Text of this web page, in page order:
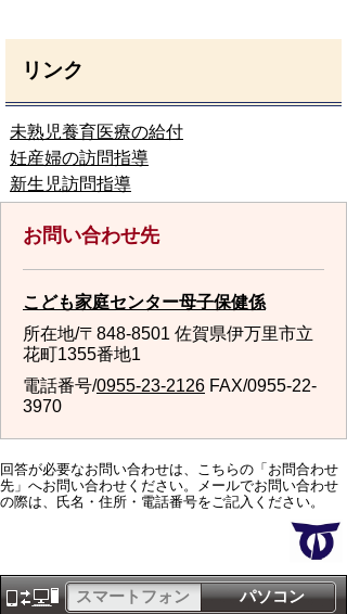
リンク
未熟児養育医療の給付
妊産婦の訪問指導
新生児訪問指導
お問い合わせ先
こども家庭センター母子保健係
所在地/〒848-8501 佐賀県伊万里市立
花町1355番地1
電話番号/0955-23-2126 FAX/0955-22-
3970
回答が必要なお問い合わせは、こちらの「お問合わせ
先」へお問い合わせください。メールでお問い合わせ
の際は、氏名・住所・電話番号をご記入ください。
パソコン
スマートフォン